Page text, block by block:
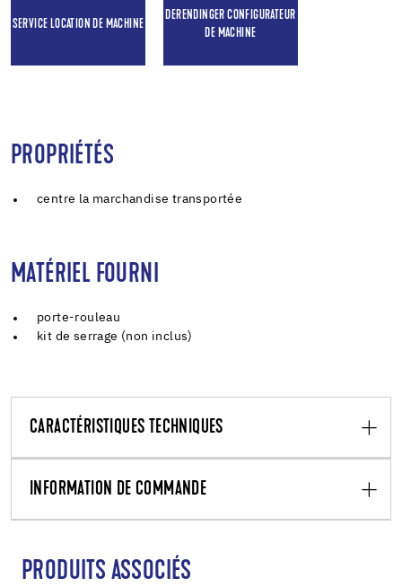
SERVICE LOCATION DE MACHINE
DERENDINGER CONFIGURATEUR
DE MACHINE
PROPRIÉTÉS
centre la marchandise transportée
MATÉRIEL FOURNI
porte-rouleau
kit de serrage (non inclus)
CARACTÉRISTIQUES TECHNIQUES
INFORMATION DE COMMANDE
PRODUITS ASSOCIÉS